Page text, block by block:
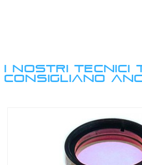
I NOSTRI TECNICI
CONSIGLIANO